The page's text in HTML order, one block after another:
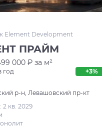
Element Development
ПРАЙМ
000 ₽ за м²
год +3%
р-н, Левашовский пр-кт
2 кв. 2029